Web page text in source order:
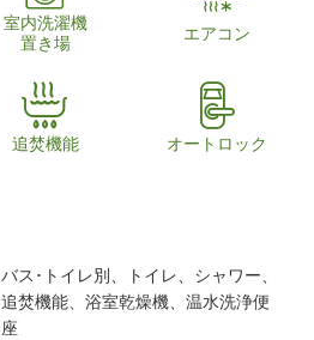
室内洗濯機
置き場
エアコン
追焚機能 オートロック
バス･トイレ別、トイレ、シャワー、
追焚機能、浴室乾燥機、温水洗浄便
座